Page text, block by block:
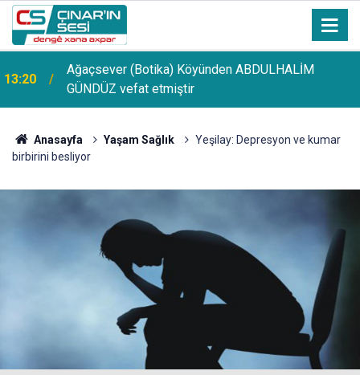
13:20
Ağaçsever (Botika) Köyünden ABDULHALİM
GÜNDÜZ vefat etmiştir
Anasayfa Yaşam Sağlık
Yeşilay: Depresyon ve kumar
birbirini besliyor